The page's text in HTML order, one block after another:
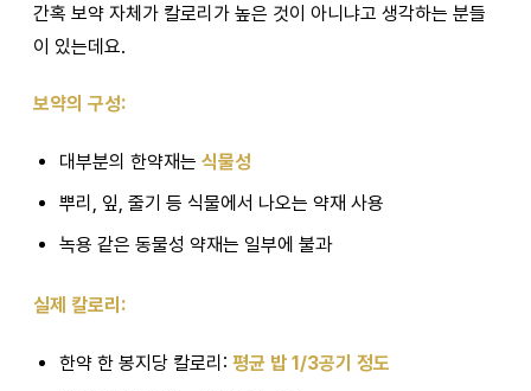
간혹 보약 자체가 칼로리가 높은 것이 아니냐고 생각하는 분들
이 있는데요.
보약의 구성:
대부분의 한약재는식물성
뿌리, 잎, 줄기 등 식물에서 나오는 약재 사용
녹용 같은 동물성 약재는 일부에 불과
실제 칼로리:
한약 한 봉지당 칼로리:평균 밥 1/3공기 정도